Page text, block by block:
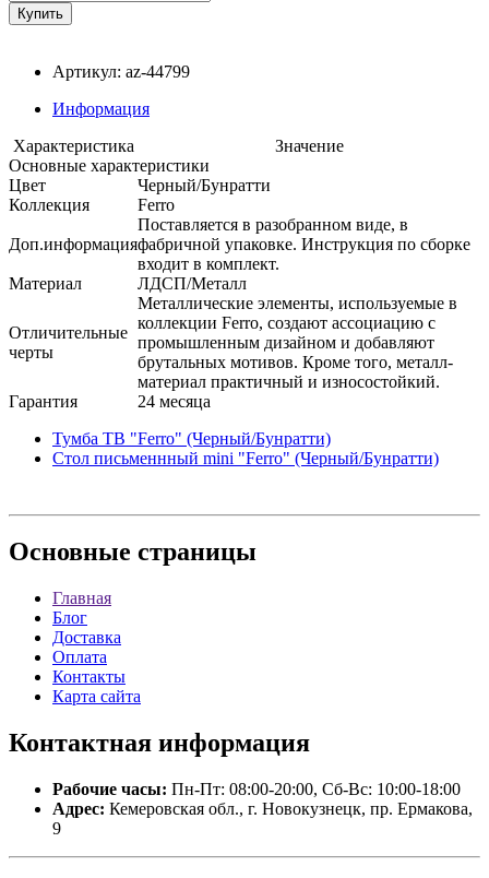
Артикул: az-44799
Информация
Характеристика
Значение
Основные характеристики
Цвет
Черный/Бунратти
Коллекция
Ferro
Доп.информация
Поставляется в разобранном виде, в
фабричной упаковке. Инструкция по сборке
входит в комплект.
Материал
ЛДСП/Металл
Отличительные
черты
Металлические элементы, используемые в
коллекции Ferro, создают ассоциацию с
промышленным дизайном и добавляют
брутальных мотивов. Кроме того, металл-
материал практичный и износостойкий.
Гарантия
24 месяца
Тумба ТВ "Ferro" (Черный/Бунратти)
Стол письменнный mini "Ferro" (Черный/Бунратти)
Основные страницы
Главная
Блог
Доставка
Оплата
Контакты
Карта сайта
Контактная информация
Рабочие часы: Пн-Пт: 08:00-20:00, Сб-Вс: 10:00-18:00
Адрес: Кемеровская обл., г. Новокузнецк, пр. Ермакова,
9